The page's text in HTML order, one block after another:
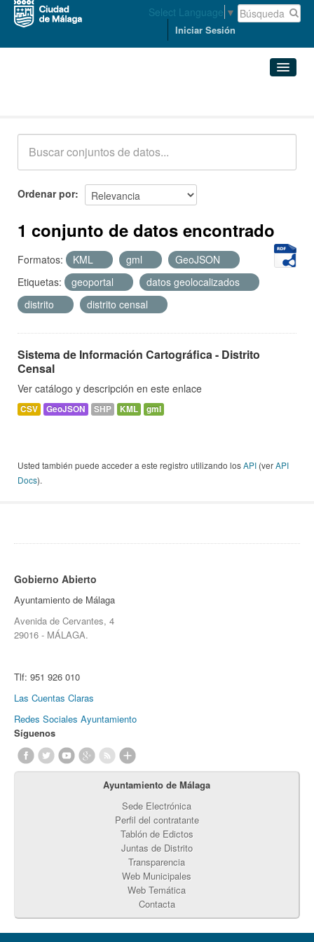
Select Language ▼
Iniciar Sesión
Acerca de
Ordenar por
1 conjunto de datos encontrado
Formatos: KML gml
GeoJSON
Etiquetas:
geoportal
datos geolocalizados
distrito
distrito censal
Sistema de Información Cartográfica - Distrito
Censal
Ver catálogo y descripción en este enlace
CSV GeoJSON SHP KML gml
Usted también puede acceder a este registro utilizando losAPI (verAPI
Docs).
Gobierno Abierto
Ayuntamiento de Málaga
Avenida de Cervantes, 4
29016 - MÁLAGA.
Tlf: 951 926 010
Las Cuentas Claras
Redes Sociales Ayuntamiento
Síguenos
Ayuntamiento de Málaga
Sede Electrónica
Perfil del contratante
Tablón de Edictos
Juntas de Distrito
Transparencia
Web Municipales
Web Temática
Contacta